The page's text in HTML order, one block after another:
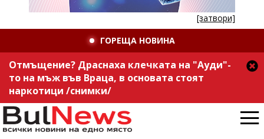
[затвори]
ГОРЕЩА НОВИНА
Отмъщение? Драснаха клечката на "Ауди"-
то на мъж във Враца, в основата стоят
наркотици /снимки/